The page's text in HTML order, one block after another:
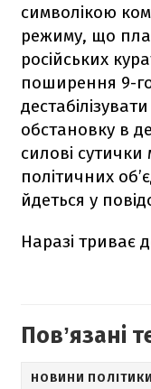
символікою
режиму, що
російських
поширення 9-
обстановку в
силові
політичних
йдеться у
Наразі триває
Повʼязані
НОВИНИ ПОЛІТИКИ